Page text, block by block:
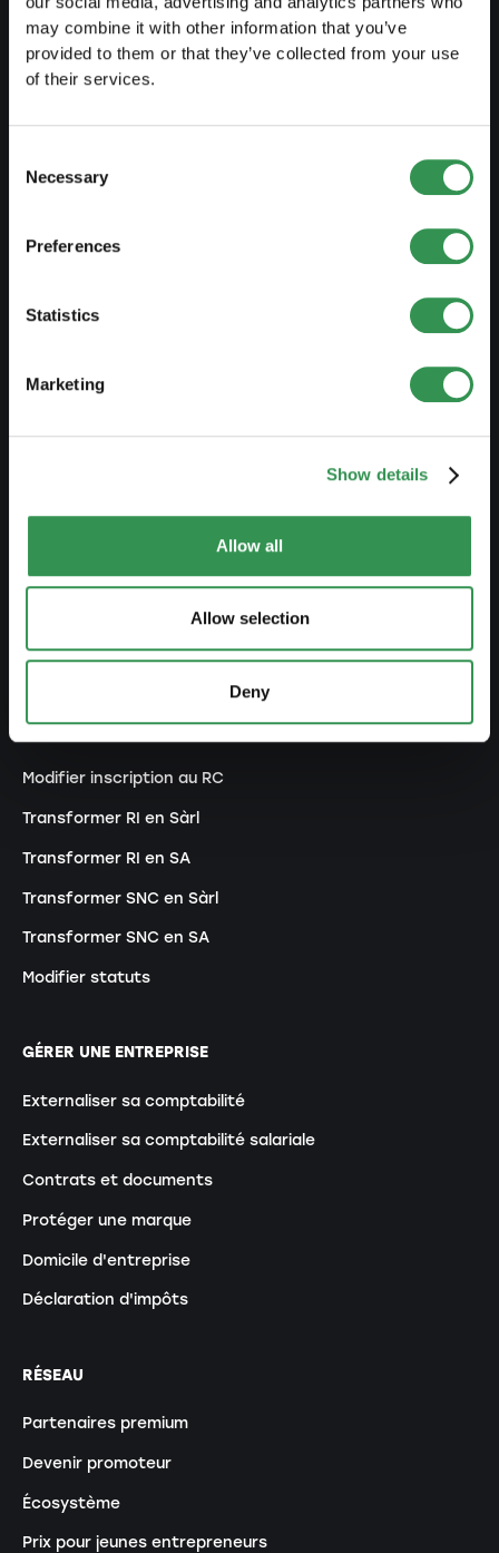
may combine it with other information that you’ve
provided to them or that they’ve collected from your use
of their services.
Selection
Necessary
Preferences
Statistics
Marketing
Show details
Allow all
Allow selection
Deny
SE PRÉPARER
Aspects fiscaux
Aperçu formes juridiques
Créer société en nom collectif
Créer succursale
MODIFIER UNE ENTREPRISE
Modifier inscription au RC
Transformer RI en Sàrl
Transformer RI en SA
Transformer SNC en Sàrl
Transformer SNC en SA
Modifier statuts
GÉRER UNE ENTREPRISE
Externaliser sa comptabilité
Externaliser sa comptabilité salariale
Contrats et documents
Protéger une marque
Domicile d'entreprise
Déclaration d'impôts
RÉSEAU
Partenaires premium
Devenir promoteur
Écosystème
Prix pour jeunes entrepreneurs